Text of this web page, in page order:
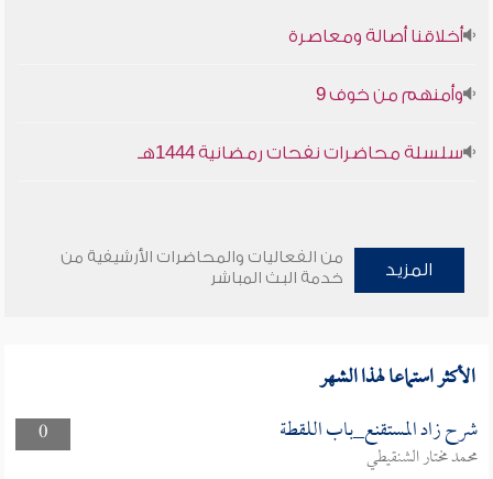
أخلاقنا أصالة ومعاصرة
وأمنهم من خوف 9
سلسلة محاضرات نفحات رمضانية 1444هـ
المزيد
من الفعاليات والمحاضرات الأرشيفية من
خدمة البث المباشر
الأكثر استماعا لهذا الشهر
0 شرح زاد المستقنع_باب اللقطة
محمد مختار الشنقيطي